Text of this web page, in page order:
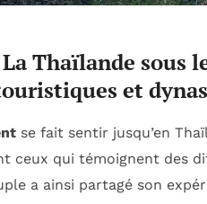
Thaïlande sous
et
se fait sentir jusqu’en
ceux qui témoignent des
a ainsi partagé son